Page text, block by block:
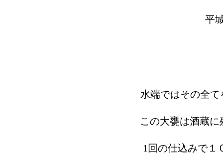
平
水端ではその全
この大甕は酒蔵
1回の仕込みで１